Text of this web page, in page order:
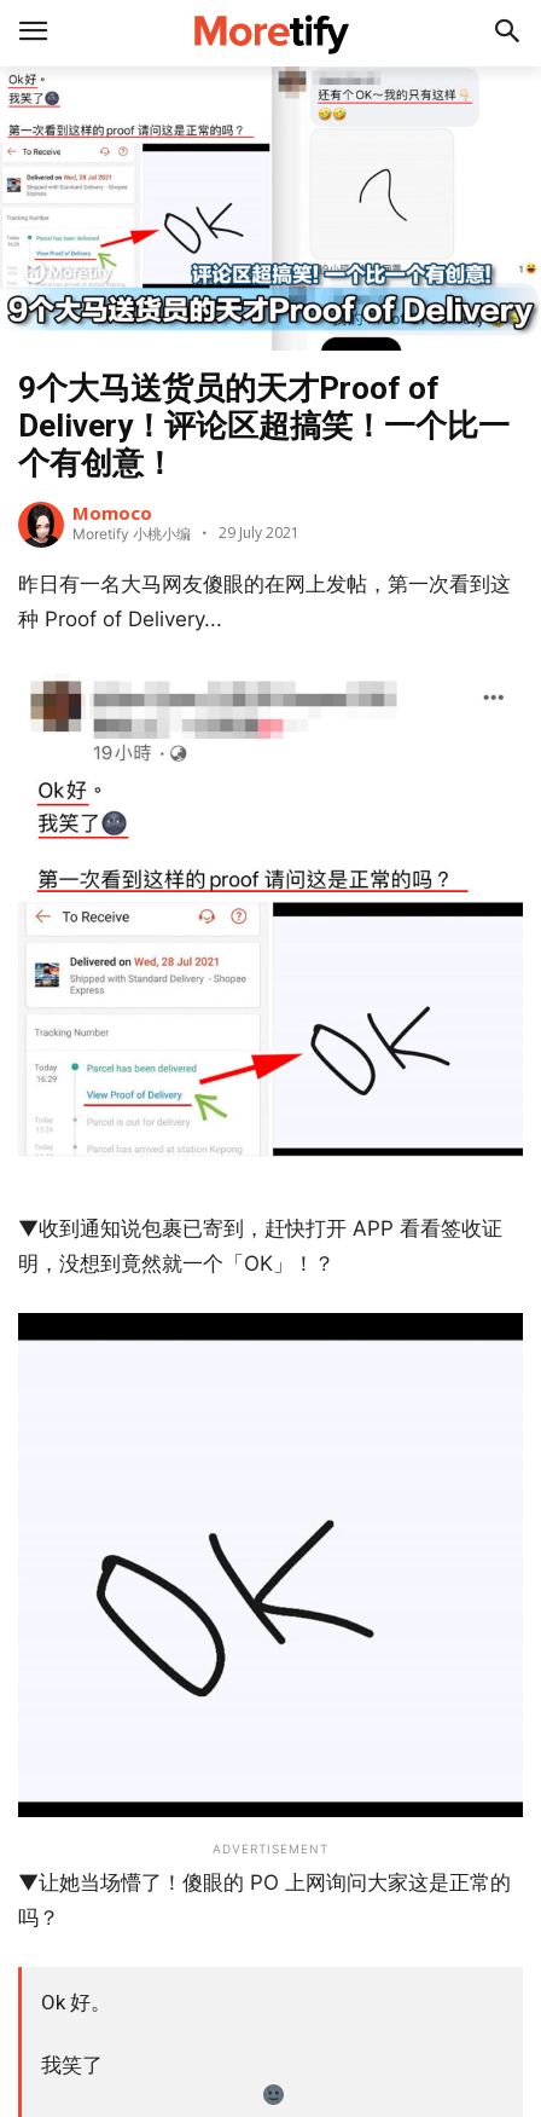
9个大马送货员的天才Proof of
Delivery！评论区超搞笑！一个比一
个有创意！
Momoco
Moretify 小桃小编 29 July 2021
昨日有一名大马网友傻眼的在网上发帖，第一次看到这
种 Proof of Delivery...
▼收到通知说包裹已寄到，赶快打开 APP 看看签收证
明，没想到竟然就一个「OK」！？
ADVERTISEMENT
▼让她当场懵了！傻眼的 PO 上网询问大家这是正常的
吗？
Ok 好。
我笑了